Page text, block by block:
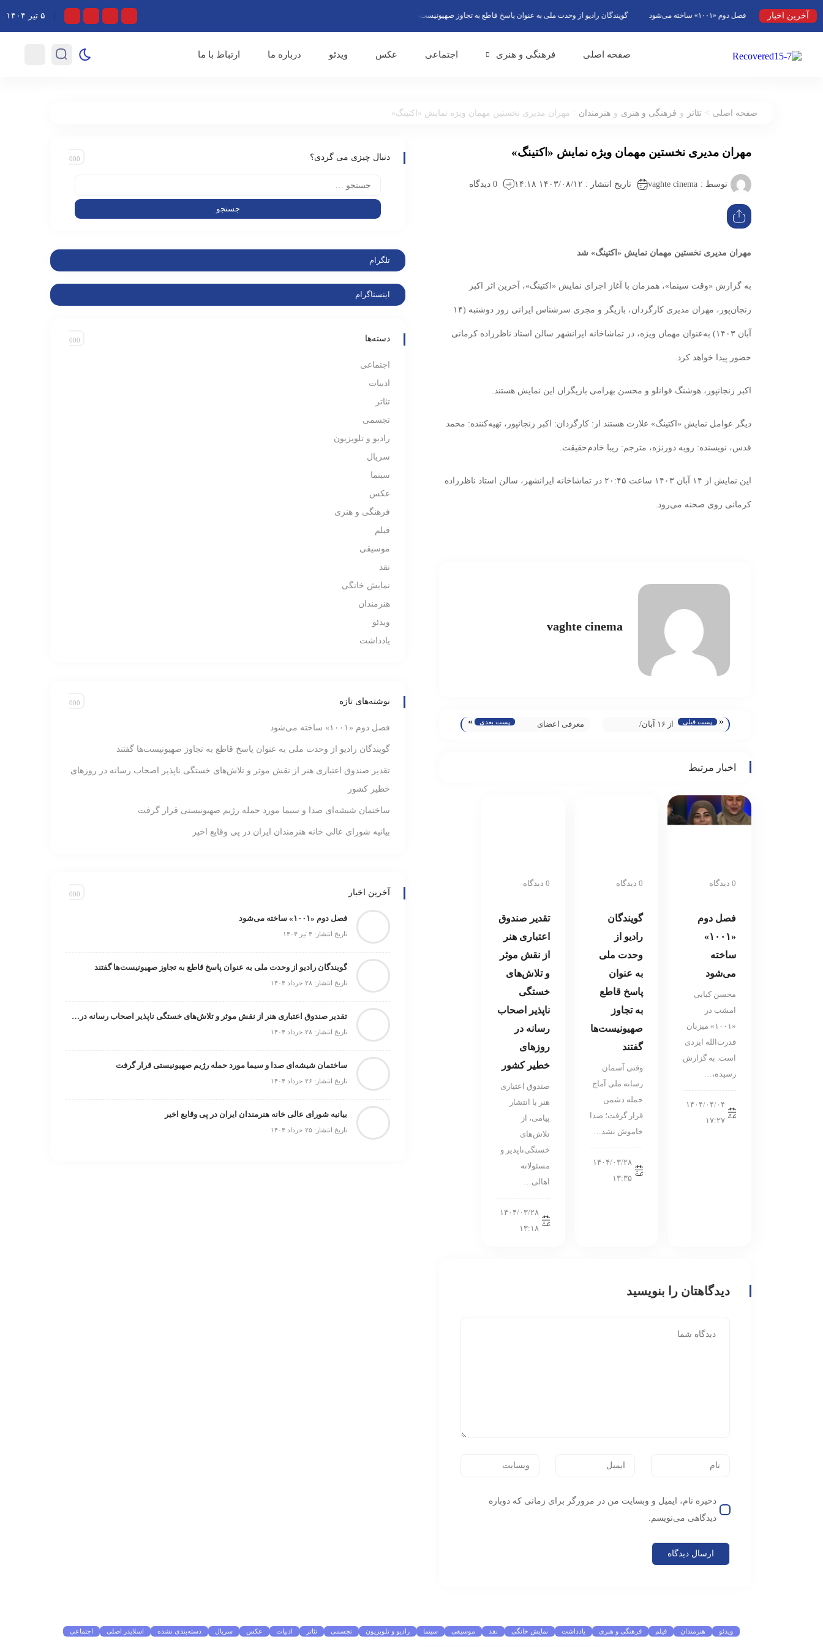
آخرین اخبار فصل دوم «۱۰۰۱» ساخته می‌شود گویندگان رادیو از وحدت ملی به عنوان پاسخ قاطع به تجاوز صهیونیست‌ها گفتند ۵ تیر ۱۴۰۴
صفحه اصلی فرهنگی و هنری اجتماعی عکس ویدئو درباره ما ارتباط با ما
صفحه اصلی > تئاتر و فرهنگی و هنری و هنرمندان : مهران مدیری نخستین مهمان ویژه نمایش «اکتینگ»
مهران مدیری نخستین مهمان ویژه نمایش «اکتینگ»
توسط : vaghte cinema تاریخ انتشار : ۱۴۰۳/۰۸/۱۲ ۱۴:۱۸ 0 دیدگاه
مهران مدیری نخستین مهمان نمایش «اکتینگ» شد
به گزارش «وقت سینما»، همزمان با آغاز اجرای نمایش «اکتینگ‌»، آخرین اثر اکبر
زنجان‌پور، مهران مدیری کارگردان، بازیگر و مجری سرشناس ایرانی روز دوشنبه (۱۴
آبان ۱۴۰۳) به‌عنوان مهمان ویژه، در تماشاخانه ایرانشهر سالن استاد ناظرزاده کرمانی
حضور پیدا خواهد کرد‌.
اکبر زنجانپور، هوشنگ قوانلو و محسن بهرامی بازیگران این نمایش هستند.
دیگر عوامل نمایش «اکتینگ‌» علارت هستند از: کارگردان: اکبر زنجانپور، تهیه‌کننده: محمد
قدس، نویسنده: زویه دورنژه، مترجم: زیبا خادم‌حقیقت.
این نمایش از ۱۴ آبان ۱۴۰۳ ساعت ۲۰:۴۵ در تماشاخانه ایرانشهر، سالن استاد ناظرزاده
کرمانی روی صحنه می‌رود.
vaghte cinema
« پست قبلی
از ۱۶ آبان/
معرفی اعضای
پست بعدی »
اخبار مرتبط
0 دیدگاه
فصل دوم
«۱۰۰۱»
ساخته
می‌شود
محسن کیایی
امشب در
«۱۰۰۱» میزبان
قدرت‌الله ایزدی
است. به گزارش
رسیده،…
۱۴۰۴/۰۴/۰۴
۱۷:۲۷
0 دیدگاه
گویندگان
رادیو از
وحدت ملی
به عنوان
پاسخ قاطع
به تجاوز
صهیونیست‌ها
گفتند
وقتی آسمان
رسانه ملی آماج
حمله دشمن
قرار گرفت؛ صدا
خاموش نشد…
۱۴۰۴/۰۳/۲۸
۱۳:۳۵
0 دیدگاه
تقدیر صندوق
اعتباری هنر
از نقش موثر
و تلاش‌های
خستگی
ناپذیر اصحاب
رسانه در
روزهای
خطیر کشور
صندوق اعتباری
هنر با انتشار
پيامی، از
تلاش‌های
خستگی‌ناپذير و
مسئولانه
اهالی…
۱۴۰۴/۰۳/۲۸
۱۳:۱۸
دیدگاهتان را بنویسید
ذخیره نام، ایمیل و وبسایت من در مرورگر برای زمانی که دوباره
دیدگاهی می‌نویسم.
دنبال چیزی می گردی؟
تلگرام
اینستاگرام
دسته‌ها
اجتماعی
ادبیات
تئاتر
تجسمی
رادیو و تلویزیون
سریال
سینما
عکس
فرهنگی و هنری
فیلم
موسیقی
نقد
نمایش خانگی
هنرمندان
ویدئو
یادداشت
نوشته‌های تازه
فصل دوم «۱۰۰۱» ساخته می‌شود
گویندگان رادیو از وحدت ملی به عنوان پاسخ قاطع به تجاوز صهیونیست‌ها گفتند
تقدیر صندوق اعتباری هنر از نقش موثر و تلاش‌های خستگی ناپذیر اصحاب رسانه در روزهای
خطیر کشور
ساختمان شیشه‌ای صدا و سیما مورد حمله رژیم صهیونیستی قرار گرفت
بیانیه شورای عالی خانه هنرمندان ایران در پی وقایع اخیر
آخرین اخبار
فصل دوم «۱۰۰۱» ساخته می‌شود
تاریخ انتشار: ۴ تیر ۱۴۰۴
گویندگان رادیو از وحدت ملی به عنوان پاسخ قاطع به تجاوز صهیونیست‌ها گفتند
تاریخ انتشار: ۲۸ خرداد ۱۴۰۴
تقدیر صندوق اعتباری هنر از نقش موثر و تلاش‌های خستگی ناپذیر اصحاب رسانه در روزهای خطیر کشور
تاریخ انتشار: ۲۸ خرداد ۱۴۰۴
ساختمان شیشه‌ای صدا و سیما مورد حمله رژیم صهیونیستی قرار گرفت
تاریخ انتشار: ۲۶ خرداد ۱۴۰۴
بیانیه شورای عالی خانه هنرمندان ایران در پی وقایع اخیر
تاریخ انتشار: ۲۵ خرداد ۱۴۰۴
ویدئو هنرمندان فیلم فرهنگی و هنری یادداشت نمایش خانگی نقد موسیقی سینما رادیو و تلویزیون تجسمی تئاتر ادبیات عکس سریال دسته‌بندی نشده اسلایدر اصلی اجتماعی